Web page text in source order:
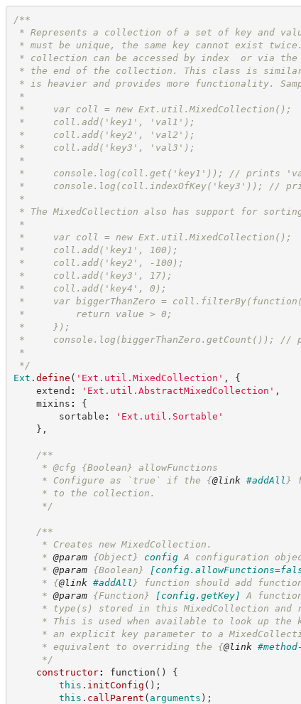
/**
* Represents a collection of a set of key and
* must be unique, the same key cannot exist
* collection can be accessed by index  or via the
* the end of the collection. This class is
* is heavier and provides more functionality.
*
*     var coll = new Ext.util.MixedCollection();
*     coll.add('key1', 'val1');
*     coll.add('key2', 'val2');
*     coll.add('key3', 'val3');
*
*     console.log(coll.get('key1')); // prints
*     console.log(coll.indexOfKey('key3')); //
*
* The MixedCollection also has support for
*
*     var coll = new Ext.util.MixedCollection();
*     coll.add('key1', 100);
*     coll.add('key2', -100);
*     coll.add('key3', 17);
*     coll.add('key4', 0);
*     var biggerThanZero =
*         return value > 0;
*     });
*     console.log(biggerThanZero.getCount()); //
*
*/
Ext . define ( ' Ext.util.MixedCollection ' ,
{
extend : ' Ext.util.AbstractMixedCollection ' ,
mixins :
{
sortable : ' Ext.util.Sortable '
} ,
/**
* @cfg {Boolean}
allowFunctions
* Configure as `true` if the {@link #addAll }
* to the collection.
*/
/**
* Creates new MixedCollection.
* @param {Object} config A configuration
* @param {Boolean}
* {@link #addAll } function should add
* @param {Function} [config.getKey]
A
* type(s) stored in this MixedCollection and
* This is used when available to look up the
* an explicit key parameter to a
* equivalent to overriding the {@link
*/
constructor: function ( )
{
this . initConfig ( ) ;
this . callParent ( arguments ) ;